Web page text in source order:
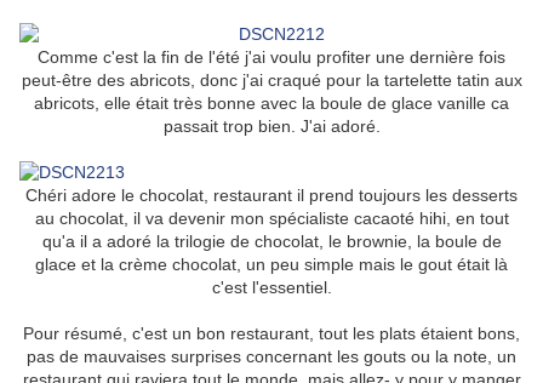
Comme c'est la fin de l'été j'ai voulu profiter une dernière fois
peut-être des abricots, donc j'ai craqué pour la tartelette tatin aux
abricots, elle était très bonne avec la boule de glace vanille ca
passait trop bien. J'ai adoré.
Chéri adore le chocolat, restaurant il prend toujours les desserts
au chocolat, il va devenir mon spécialiste cacaoté hihi, en tout
qu'a il a adoré la trilogie de chocolat, le brownie, la boule de
glace et la crème chocolat, un peu simple mais le gout était là
c'est l'essentiel.
Pour résumé, c'est un bon restaurant, tout les plats étaient bons,
pas de mauvaises surprises concernant les gouts ou la note, un